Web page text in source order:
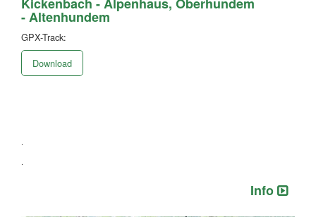
-Altenhundem
​​​GPX-Track:
Download
.
.
Info